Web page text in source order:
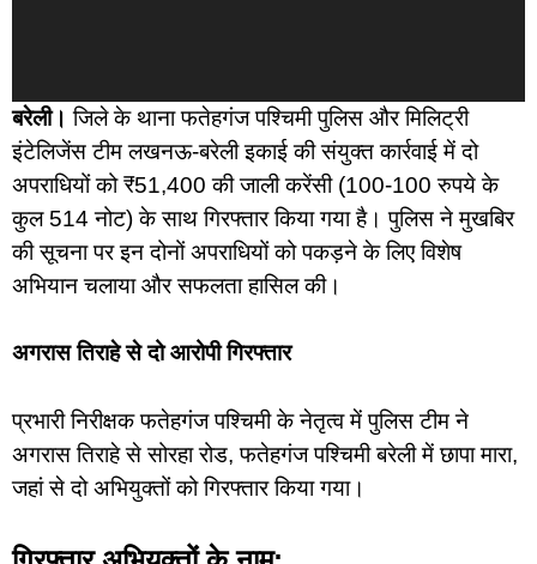
बरेली। जिले के थाना फतेहगंज पश्चिमी पुलिस और मिलिट्री
इंटेलिजेंस टीम लखनऊ-बरेली इकाई की संयुक्त कार्रवाई में दो
अपराधियों को ₹51,400 की जाली करेंसी (100-100 रुपये के
कुल 514 नोट) के साथ गिरफ्तार किया गया है। पुलिस ने मुखबिर
की सूचना पर इन दोनों अपराधियों को पकड़ने के लिए विशेष
अभियान चलाया और सफलता हासिल की।
अगरास तिराहे से दो आरोपी गिरफ्तार
प्रभारी निरीक्षक फतेहगंज पश्चिमी के नेतृत्व में पुलिस टीम ने
अगरास तिराहे से सोरहा रोड, फतेहगंज पश्चिमी बरेली में छापा मारा,
जहां से दो अभियुक्तों को गिरफ्तार किया गया।